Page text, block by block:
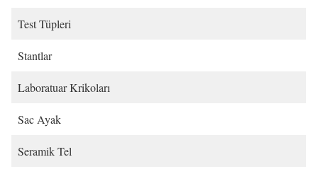
Test Tüpleri
Stantlar
Laboratuar Krikoları
Sac Ayak
Seramik Tel